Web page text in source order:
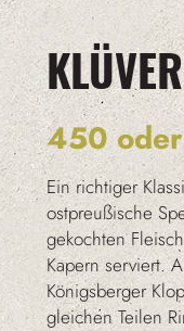
450
Ein richtiger
ostpreußische
gekochten
Kapern serviert.
Königsberger
gleichen Teilen